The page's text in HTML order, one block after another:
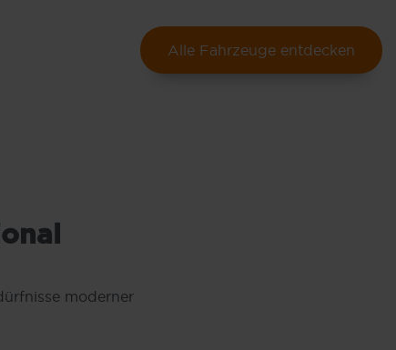
Alle Fahrzeuge entdecken
moderner